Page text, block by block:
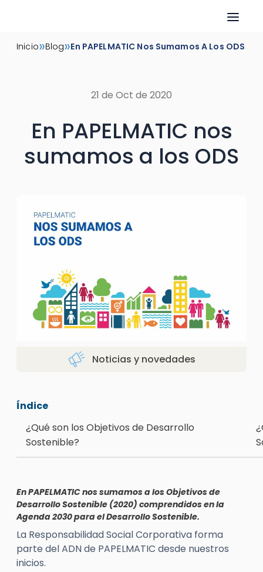
Inicio»Blog»En PAPELMATIC Nos Sumamos A Los ODS
21 de Oct de 2020
En PAPELMATIC nos
sumamos a los ODS
Noticias y novedades
Índice
¿Qué son los Objetivos de Desarrollo
Sostenible?
En PAPELMATIC nos sumamos a los Objetivos de
Desarrollo Sostenible (2020) comprendidos en la
Agenda 2030 para el Desarrollo Sostenible.
La Responsabilidad Social Corporativa forma
parte del ADN de PAPELMATIC desde nuestros
inicios.